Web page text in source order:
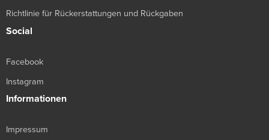
Richtlinie für Rückerstattungen und Rückgaben
Social
Facebook
Instagram
Informationen
Impressum